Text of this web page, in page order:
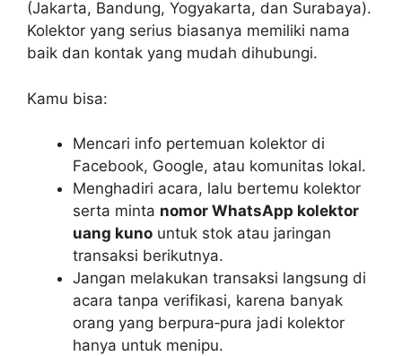
(Jakarta, Bandung, Yogyakarta, dan Surabaya).
Kolektor yang serius biasanya memiliki nama
baik dan kontak yang mudah dihubungi.
Kamu bisa:
Mencari info pertemuan kolektor di
Facebook, Google, atau komunitas lokal.
Menghadiri acara, lalu bertemu kolektor
serta minta nomor WhatsApp kolektor
uang kuno untuk stok atau jaringan
transaksi berikutnya.
Jangan melakukan transaksi langsung di
acara tanpa verifikasi, karena banyak
orang yang berpura‑pura jadi kolektor
hanya untuk menipu.